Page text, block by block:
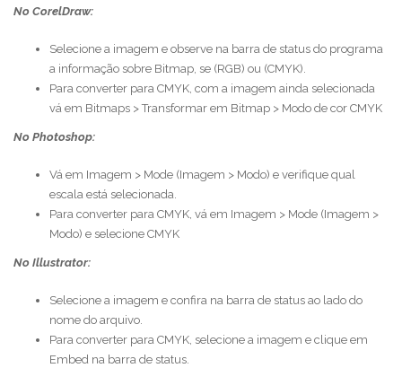
No CorelDraw:
Selecione a imagem e observe na barra de status do programa
a informação sobre Bitmap, se (RGB) ou (CMYK).
Para converter para CMYK, com a imagem ainda selecionada
vá em Bitmaps > Transformar em Bitmap > Modo de cor CMYK
No Photoshop:
Vá em Imagem > Mode (Imagem > Modo) e verifique qual
escala está selecionada.
Para converter para CMYK, vá em Imagem > Mode (Imagem >
Modo) e selecione CMYK
No Illustrator:
Selecione a imagem e confira na barra de status ao lado do
nome do arquivo.
Para converter para CMYK, selecione a imagem e clique em
Embed na barra de status.